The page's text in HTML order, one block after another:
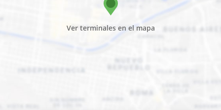
Ver terminales en el mapa